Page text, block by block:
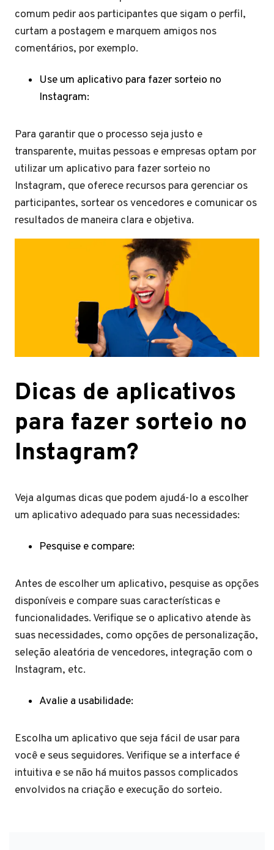
comum pedir aos participantes que sigam o perfil,
curtam a postagem e marquem amigos nos
comentários, por exemplo.
Use um aplicativo para fazer sorteio no
Instagram:
Para garantir que o processo seja justo e
transparente, muitas pessoas e empresas optam por
utilizar um aplicativo para fazer sorteio no
Instagram, que oferece recursos para gerenciar os
participantes, sortear os vencedores e comunicar os
resultados de maneira clara e objetiva.
Dicas de aplicativos
para fazer sorteio no
Instagram?
Veja algumas dicas que podem ajudá-lo a escolher
um aplicativo adequado para suas necessidades:
Pesquise e compare:
Antes de escolher um aplicativo, pesquise as opções
disponíveis e compare suas características e
funcionalidades. Verifique se o aplicativo atende às
suas necessidades, como opções de personalização,
seleção aleatória de vencedores, integração com o
Instagram, etc.
Avalie a usabilidade:
Escolha um aplicativo que seja fácil de usar para
você e seus seguidores. Verifique se a interface é
intuitiva e se não há muitos passos complicados
envolvidos na criação e execução do sorteio.